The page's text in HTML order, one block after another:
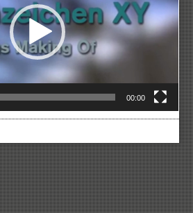
00:00